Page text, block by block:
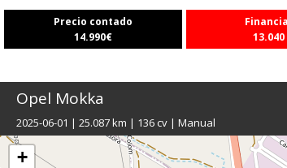
Precio contado
14.990€
13.040
Opel Mokka
2025-06-01 | 25.087 km | 136 cv | Manual
+